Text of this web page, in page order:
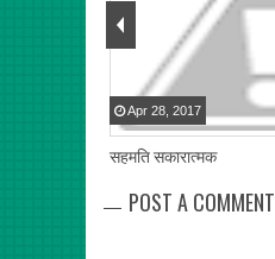
सहमति सकारात्मक
Apr 28 2017
POST A COMMENT